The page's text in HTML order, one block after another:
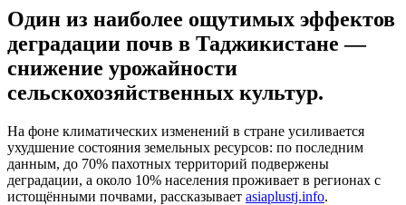
Один из наиболее ощутимых эффектов
деградации почв в Таджикистане —
снижение урожайности
сельскохозяйственных культур.
На фоне климатических изменений в стране усиливается
ухудшение состояния земельных ресурсов: по последним
данным, до 70% пахотных территорий подвержены
деградации, а около 10% населения проживает в регионах с
истощёнными почвами, рассказывает asiaplustj.info.